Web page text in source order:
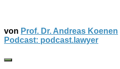
von Prof. Dr. Andreas Koenen
Podcast: podcast.lawyer